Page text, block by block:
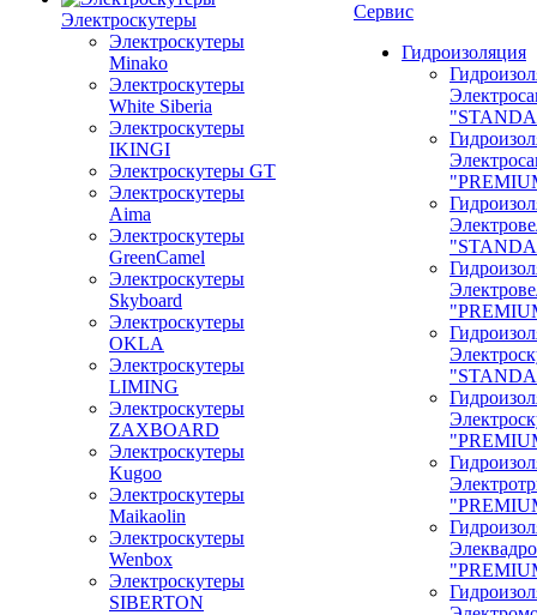
Электроскутеры
Электроскутеры
Minako
Электроскутеры
White Siberia
Электроскутеры
IKINGI
Электроскутеры GT
Электроскутеры
Aima
Электроскутеры
GreenCamel
Электроскутеры
Skyboard
Электроскутеры
OKLA
Электроскутеры
LIMING
Электроскутеры
ZAXBOARD
Электроскутеры
Kugoo
Электроскутеры
Maikaolin
Электроскутеры
Wenbox
Электроскутеры
SIBERTON
Сервис
Гидроизоляция